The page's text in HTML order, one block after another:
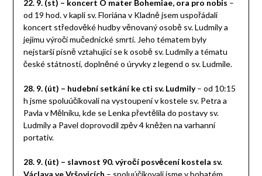
22. 9. (st) – koncert O mater Bohemiae, ora pro nobis –
od 19 hod. v kapli sv. Floriána v Kladně jsem uspořádali
koncert středověké hudby věnovaný osobě sv. Ludmily a
jejímu výročí mučednické smrti. Jeho tématem byly
nejstarší písně vztahující se k osobě sv. Ludmily a tématu
české státnosti, doplněné o úryvky z legend o sv. Ludmile.
28. 9. (út) – hudební setkání ke cti sv. Ludmily– od 10:15
h jsme spoluúčikovali na vystoupení v kostele sv. Petra a
Pavla v Mělníku, kde se Lenka převtělila do postavy sv.
Ludmily a Pavel doprovodil zpěv 4 kněžen na varhanní
portativ.
28. 9. (út) – slavnost 90. výročí posvěcení kostela sv.
Václava ve Vršovicích – spoluúčikovali jsme v bohatém